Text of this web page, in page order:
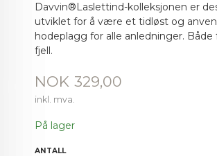
Davvin®Laslettind-kolleksjonen er
utviklet for å være et tidløst og
hodeplagg for alle anledninger. Både
fjell.
Pris
NOK 329,00
inkl. mva.
På lager
ANTALL